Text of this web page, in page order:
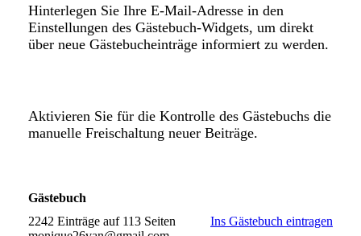
Hinterlegen Sie Ihre E-Mail-Adresse in den
Einstellungen des Gästebuch-Widgets, um direkt
über neue Gästebucheinträge informiert zu werden.
Aktivieren Sie für die Kontrolle des Gästebuchs die
manuelle Freischaltung neuer Beiträge.
Gästebuch
2242 Einträge auf 113 Seiten
Ins Gästebuch eintragen